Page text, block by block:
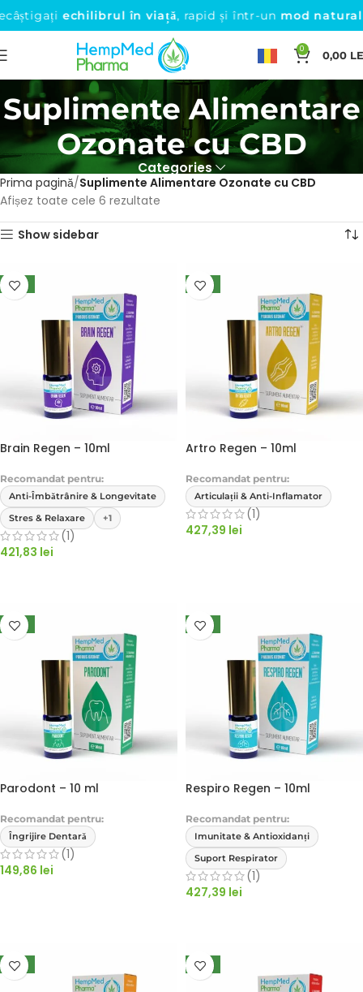
echilibrul în viață, rapid și într-unmod natural!
0 0,00
Suplimente Alimentare
Ozonate cu CBD
Categories
Prima pagină Suplimente Alimentare Ozonate cu CBD
Afișez toate cele 6 rezultate
Show sidebar
NEW
Brain Regen – 10ml
Recomandat pentru:
Anti-Îmbătrânire & Longevitate
Stres & Relaxare
+1
(1)
421,83 lei
NEW
Artro Regen – 10ml
Recomandat pentru:
Articulații & Anti-Inflamator
(1)
427,39 lei
NEW
Parodont – 10 ml
Recomandat pentru:
Îngrijire Dentară
(1)
149,86 lei
NEW
Respiro Regen – 10ml
Recomandat pentru:
Imunitate & Antioxidanți
Suport Respirator
(1)
427,39 lei
NEW NEW